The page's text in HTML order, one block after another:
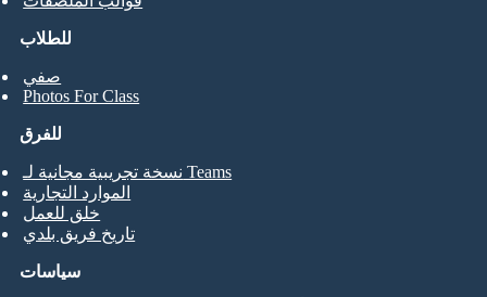
للطلاب
صفي
Photos For Class
للفرق
نسخة تجريبية مجانية لـ Teams
الموارد التجارية
خلق للعمل
تاريخ فريق بلدي
سياسات